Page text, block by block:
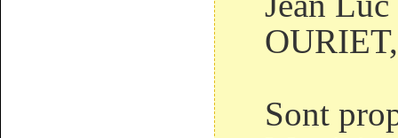
Sont